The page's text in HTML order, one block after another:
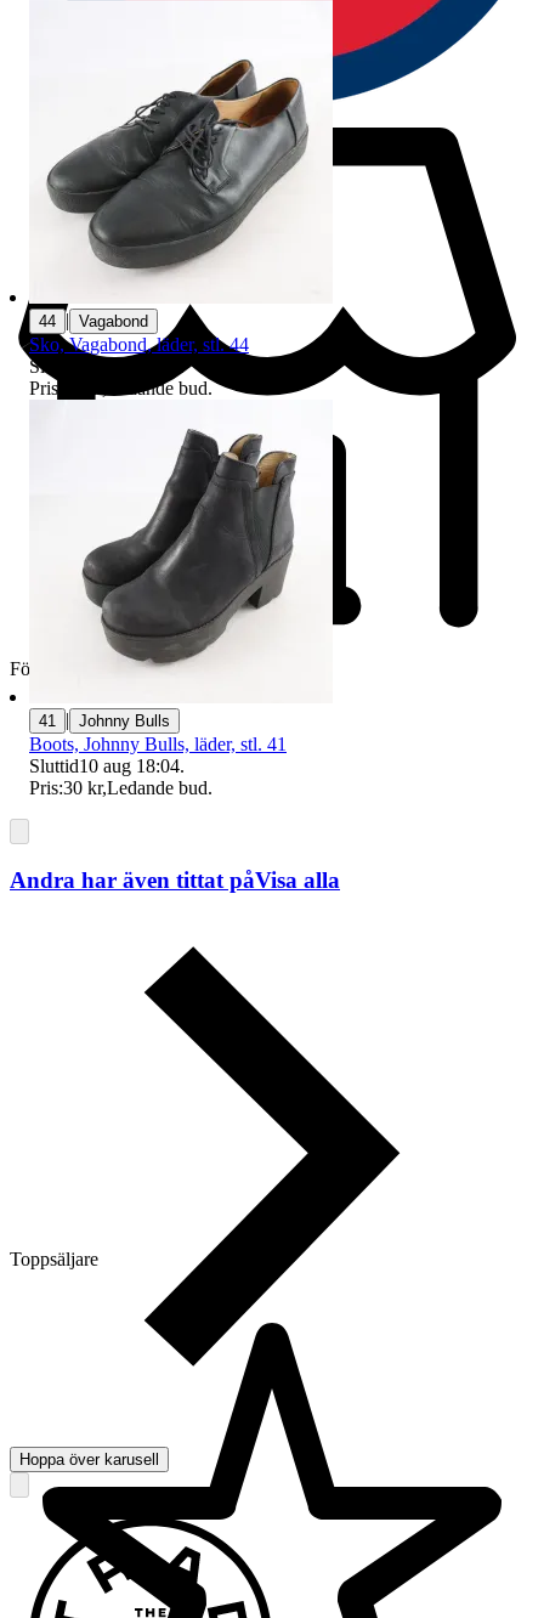
Företag
Toppsäljare
44 | Vagabond
Sko, Vagabond, läder, stl. 44
Sluttid
Pris:
Ledande bud.
41 | Johnny Bulls
Boots, Johnny Bulls, läder, stl. 41
Sluttid10 aug 18:04.
Pris:30 kr,Ledande bud.
Andra har även tittat påVisa alla
Hoppa över karusell